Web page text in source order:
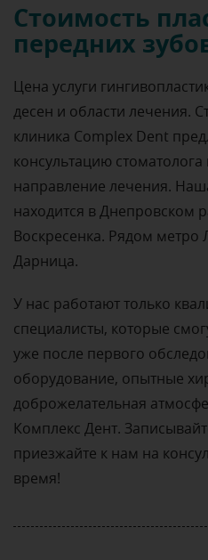
Стоимость
передних
Цена услуги
десен и области лечения.
клиника Complex Dent
консультацию
направление лечения.
находится в Днепровском
Воскресенка. Рядом метро
Дарница.
У нас работают только
специалисты, которые
уже после первого
оборудование, опытные
доброжелательная
Комплекс Дент.
приезжайте к нам на
время!